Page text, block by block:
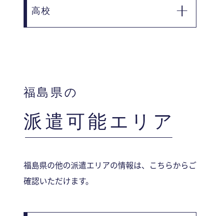
高校
■ 福島県立耶麻農業高等学校
福島県の
派遣可能エリア
福島県の他の派遣エリアの情報は、こちらからご
確認いただけます。